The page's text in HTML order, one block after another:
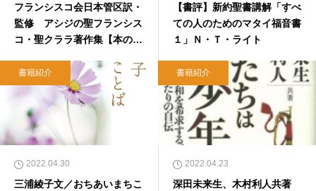
フランシスコ会日本管区訳・
監修 アシジの聖フランシス
コ・聖クララ著作集【本のひ
【書評】新約聖書講解「すべ
ての人のためのマタイ福音書
１」Ｎ・Ｔ・ライト
書籍紹介
2022.04.30
三浦綾子文／おちあいまちこ
書籍紹介
2022.04.23
深田未来生、木村利人共著